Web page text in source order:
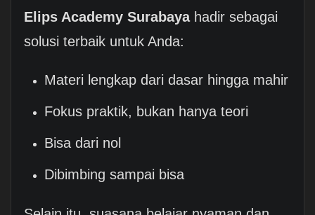
Elips Academy Surabayahadir sebagai
solusi terbaik untuk Anda:
Materi lengkap dari dasar hingga mahir
Fokus praktik, bukan hanya teori
Bisa dari nol
Dibimbing sampai bisa